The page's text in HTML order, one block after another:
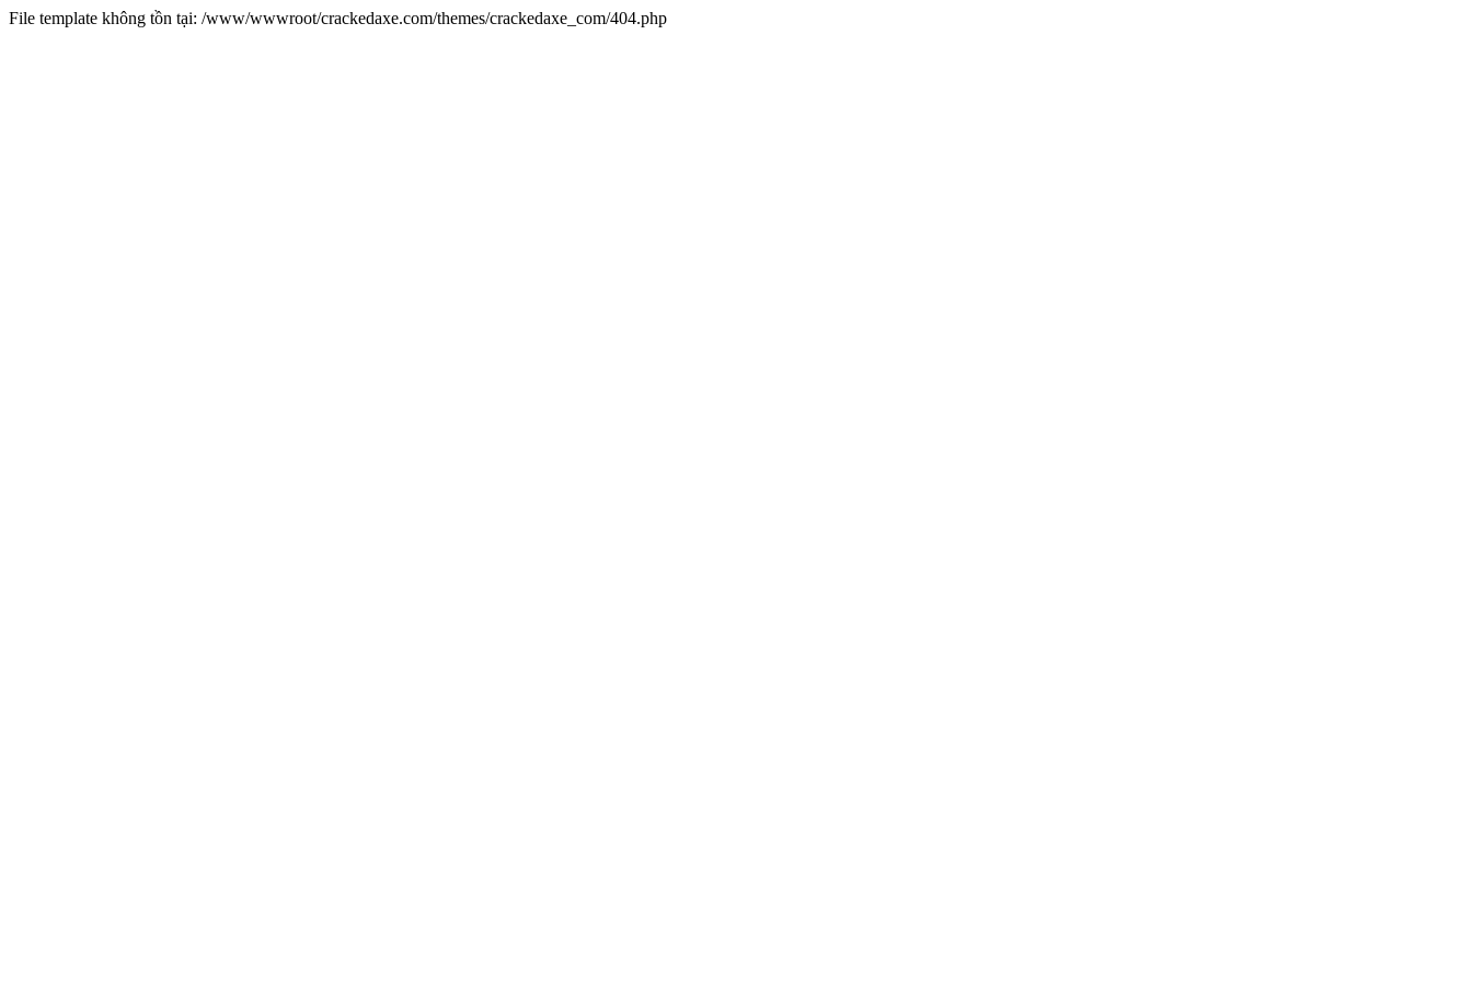
File template không tồn tại: /www/wwwroot/crackedaxe.com/themes/crackedaxe_com/404.php